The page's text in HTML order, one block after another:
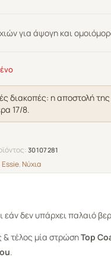
για άψογη και
διακοπές: η αποστολή
17/8.
30107281
Essie,Νύχια
δεν υπάρχει παλαιό
τέλος μία στρώσηTop
.